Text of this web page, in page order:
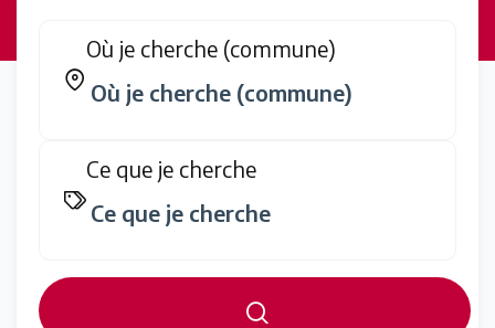
Où je cherche (commune)
Ce que je cherche